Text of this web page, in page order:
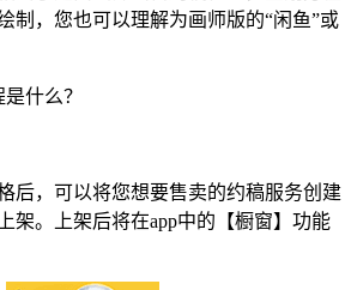
制，您也可以理解为画师版的“闲鱼”或
什么？
，可以将您想要售卖的约稿服务创建
架。上架后将在app中的【橱窗】功能